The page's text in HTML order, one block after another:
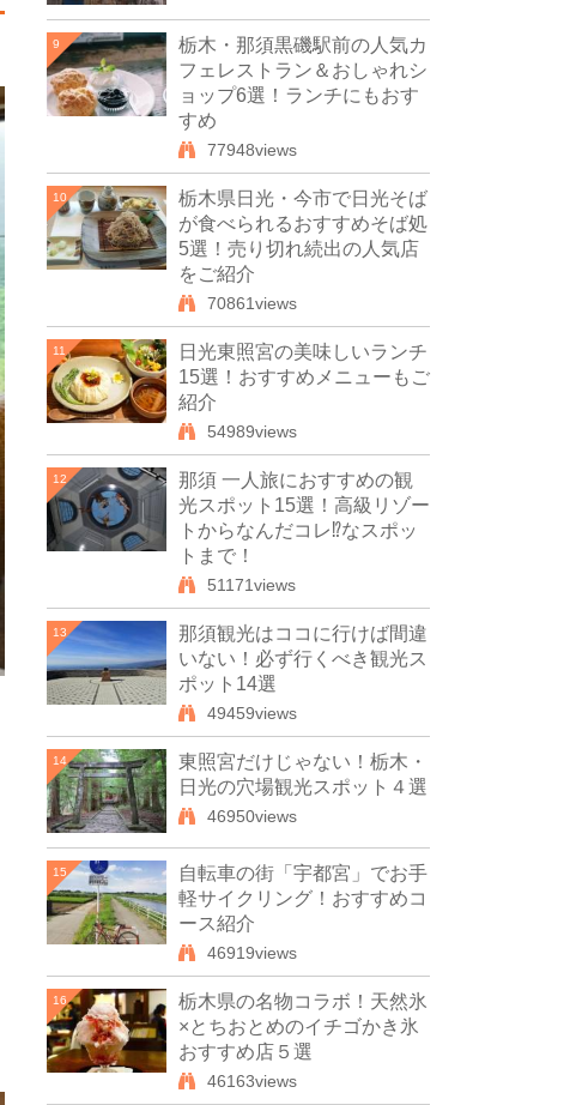
9
栃木・那須黒磯駅前の人気カ
フェレストラン＆おしゃれシ
ョップ6選！ランチにもおす
すめ
77948views
10
栃木県日光・今市で日光そば
が食べられるおすすめそば処
5選！売り切れ続出の人気店
をご紹介
70861views
11
日光東照宮の美味しいランチ
15選！おすすめメニューもご
紹介
54989views
12
那須 一人旅におすすめの観
光スポット15選！高級リゾー
トからなんだコレ⁉なスポッ
トまで！
51171views
13
那須観光はココに行けば間違
いない！必ず行くべき観光ス
ポット14選
49459views
14
東照宮だけじゃない！栃木・
日光の穴場観光スポット４選
46950views
15
自転車の街「宇都宮」でお手
軽サイクリング！おすすめコ
ース紹介
46919views
16
栃木県の名物コラボ！天然氷
×とちおとめのイチゴかき氷
おすすめ店５選
46163views